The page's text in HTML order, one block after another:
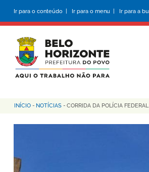
conteúdo
principal
Ir para o conteúdo | Ir para o menu | Ir para a
Trilha
de
INÍCIO - NOTÍCIAS - CORRIDA DA POLÍCIA